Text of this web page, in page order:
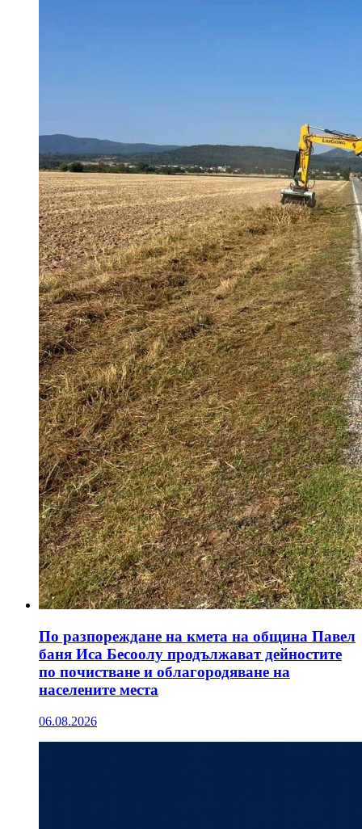
По разпореждане на кмета на община Павел
баня Иса Бесоолу продължават дейностите
по почистване и облагородяване на
населените места
06.08.2026